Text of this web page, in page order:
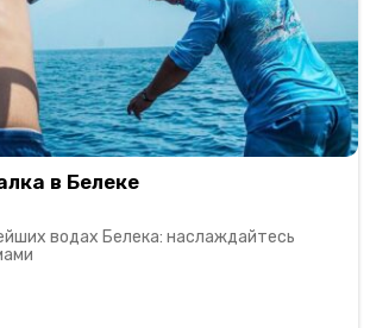
в Белеке
водах Белека: наслаждайтесь